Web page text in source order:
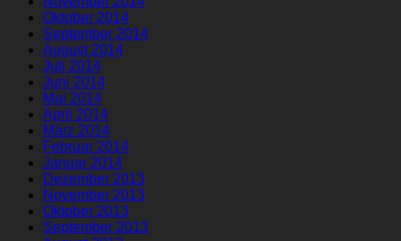
Oktober 2014
September 2014
August 2014
Juli 2014
Juni 2014
Mai 2014
April 2014
März 2014
Februar 2014
Januar 2014
Dezember 2013
November 2013
Oktober 2013
September 2013